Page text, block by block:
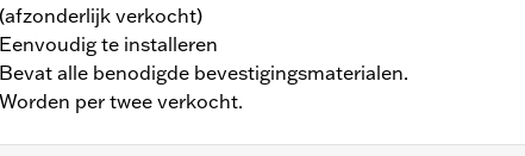
(afzonderlijk verkocht)
Eenvoudig te installeren
Bevat alle benodigde bevestigingsmaterialen.
Worden per twee verkocht.